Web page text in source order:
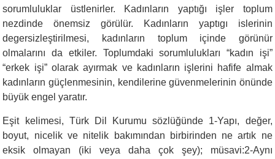
sorumluluklar üstlenirler. Kadınların yaptığı işler toplum
nezdinde önemsiz görülür. Kadınların yaptıgı islerinin
degersizleştirilmesi, kadınların toplum içinde görünür
olmalarını da etkiler. Toplumdaki sorumlulukları “kadın işi”
“erkek işi” olarak ayırmak ve kadınların işlerini hafife almak
kadınların güçlenmesinin, kendilerine güvenmelerinin önünde
büyük engel yaratır.
Eşit kelimesi, Türk Dil Kurumu sözlüğünde 1-Yapı, değer,
boyut, nicelik ve nitelik bakımından birbirinden ne artık ne
eksik olmayan (iki veya daha çok şey); müsavi:2-Aynı